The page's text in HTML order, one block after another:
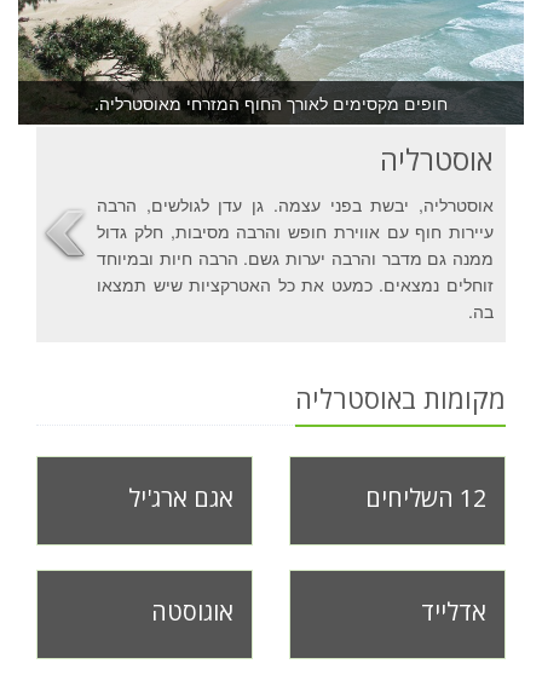
חופים מקסימים לאורך החוף המזרחי מאוסטרליה.
אוסטרליה
אוסטרליה, יבשת בפני עצמה. גן עדן לגולשים, הרבה
עיירות חוף עם אווירת חופש והרבה מסיבות, חלק גדול
ממנה גם מדבר והרבה יערות גשם. הרבה חיות ובמיוחד
זוחלים נמצאים. כמעט את כל האטרקציות שיש תמצאו
בה.
מקומות באוסטרליה
12 השליחים אגם ארג'יל
אדלייד אוגוסטה